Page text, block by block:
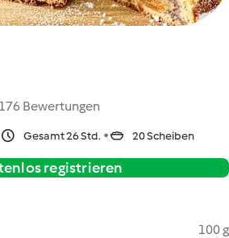
176 Bewertungen
Gesamt 26 Std. 20 Scheiben
registrieren
100 g